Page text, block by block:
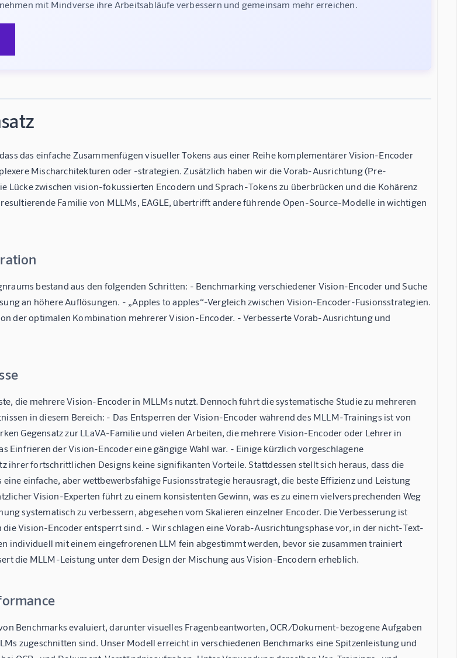
mit Mindverse ihre Arbeitsabläufe verbessern und gemeinsam mehr erreichen.
das einfache Zusammenfügen visueller Tokens aus einer Reihe komplementärer Vision-Encoder
Mischarchitekturen oder -strategien. Zusätzlich haben wir die Vorab-Ausrichtung (Pre-
Lücke zwischen vision-fokussierten Encodern und Sprach-Tokens zu überbrücken und die Kohärenz
Familie von MLLMs, EAGLE, übertrifft andere führende Open-Source-Modelle in wichtigen
bestand aus den folgenden Schritten: - Benchmarking verschiedener Vision-Encoder und Suche
an höhere Auflösungen. - „Apples to apples“-Vergleich zwischen Vision-Encoder-Fusionsstrategien.
der optimalen Kombination mehrerer Vision-Encoder. - Verbesserte Vorab-Ausrichtung und
die mehrere Vision-Encoder in MLLMs nutzt. Dennoch führt die systematische Studie zu mehreren
in diesem Bereich: - Das Entsperren der Vision-Encoder während des MLLM-Trainings ist von
Gegensatz zur LLaVA-Familie und vielen Arbeiten, die mehrere Vision-Encoder oder Lehrer in
Einfrieren der Vision-Encoder eine gängige Wahl war. - Einige kürzlich vorgeschlagene
ihrer fortschrittlichen Designs keine signifikanten Vorteile. Stattdessen stellt sich heraus, dass die
einfache, aber wettbewerbsfähige Fusionsstrategie herausragt, die beste Effizienz und Leistung
Vision-Experten führt zu einem konsistenten Gewinn, was es zu einem vielversprechenden Weg
systematisch zu verbessern, abgesehen vom Skalieren einzelner Encoder. Die Verbesserung ist
die Vision-Encoder entsperrt sind. - Wir schlagen eine Vorab-Ausrichtungsphase vor, in der nicht-Text-
individuell mit einem eingefrorenen LLM fein abgestimmt werden, bevor sie zusammen trainiert
die MLLM-Leistung unter dem Design der Mischung aus Vision-Encodern erheblich.
Benchmarks evaluiert, darunter visuelles Fragenbeantworten, OCR/Dokument-bezogene Aufgaben
zugeschnitten sind. Unser Modell erreicht in verschiedenen Benchmarks eine Spitzenleistung und